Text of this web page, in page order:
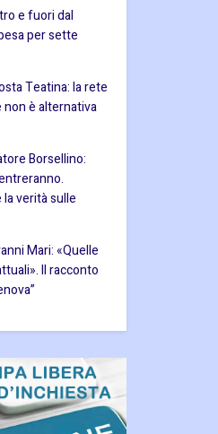
e fuori dal
per sette
Teatina: la rete
è alternativa
Borsellino:
verità sulle
Mari: «Quelle
Il racconto